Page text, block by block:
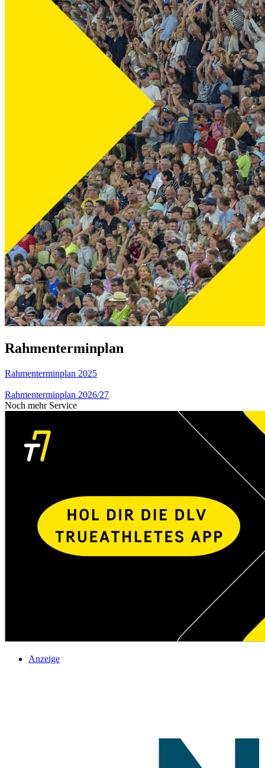
Rahmenterminplan
Rahmenterminplan 2025
Rahmenterminplan 2026/27
Noch mehr Service
Anzeige